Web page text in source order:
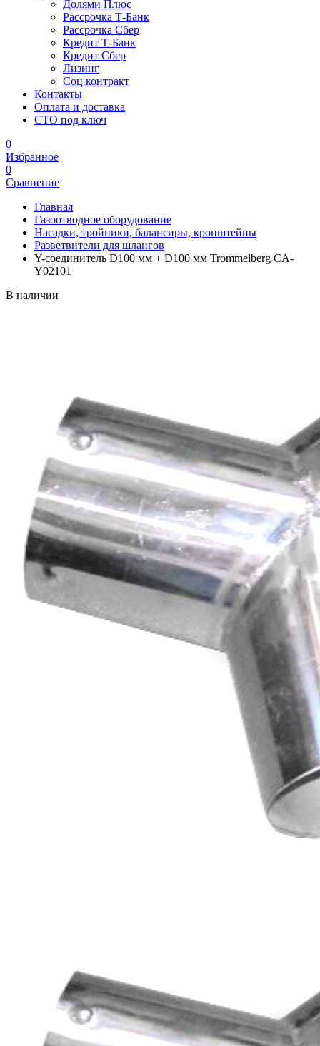
Долями Плюс
Рассрочка Т-Банк
Рассрочка Сбер
Кредит Т-Банк
Кредит Сбер
Лизинг
Соц.контракт
Контакты
Оплата и доставка
СТО под ключ
0
Избранное
0
Сравнение
Главная
Газоотводное оборудование
Насадки, тройники, балансиры, кронштейны
Разветвители для шлангов
Y-соединитель D100 мм + D100 мм Trommelberg CA-
Y02101
В наличии